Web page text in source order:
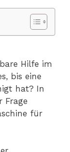
Hilfe im
bis eine
hat? In
Frage
für